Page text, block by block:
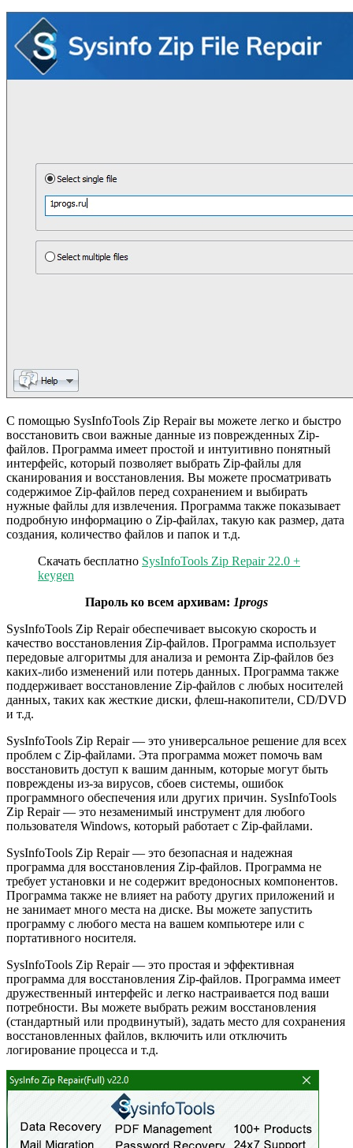
С помощью SysInfoTools Zip Repair вы можете легко и быстро
восстановить свои важные данные из поврежденных Zip-
файлов. Программа имеет простой и интуитивно понятный
интерфейс, который позволяет выбрать Zip-файлы для
сканирования и восстановления. Вы можете просматривать
содержимое Zip-файлов перед сохранением и выбирать
нужные файлы для извлечения. Программа также показывает
подробную информацию о Zip-файлах, такую как размер, дата
создания, количество файлов и папок и т.д.
Скачать бесплатно SysInfoTools Zip Repair 22.0 +
keygen
Пароль ко всем архивам: 1progs
SysInfoTools Zip Repair обеспечивает высокую скорость и
качество восстановления Zip-файлов. Программа использует
передовые алгоритмы для анализа и ремонта Zip-файлов без
каких-либо изменений или потерь данных. Программа также
поддерживает восстановление Zip-файлов с любых носителей
данных, таких как жесткие диски, флеш-накопители, CD/DVD
и т.д.
SysInfoTools Zip Repair — это универсальное решение для всех
проблем с Zip-файлами. Эта программа может помочь вам
восстановить доступ к вашим данным, которые могут быть
повреждены из-за вирусов, сбоев системы, ошибок
программного обеспечения или других причин. SysInfoTools
Zip Repair — это незаменимый инструмент для любого
пользователя Windows, который работает с Zip-файлами.
SysInfoTools Zip Repair — это безопасная и надежная
программа для восстановления Zip-файлов. Программа не
требует установки и не содержит вредоносных компонентов.
Программа также не влияет на работу других приложений и
не занимает много места на диске. Вы можете запустить
программу с любого места на вашем компьютере или с
портативного носителя.
SysInfoTools Zip Repair — это простая и эффективная
программа для восстановления Zip-файлов. Программа имеет
дружественный интерфейс и легко настраивается под ваши
потребности. Вы можете выбрать режим восстановления
(стандартный или продвинутый), задать место для сохранения
восстановленных файлов, включить или отключить
логирование процесса и т.д.